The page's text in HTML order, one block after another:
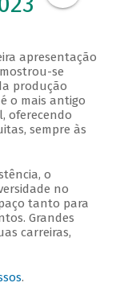
apresentação
se
produção
o mais antigo
oferecendo
sempre às
o
no
tanto para
Grandes
carreiras,
.